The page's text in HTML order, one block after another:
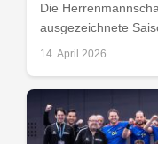
Die
ausgezeichnete
14. April 2026